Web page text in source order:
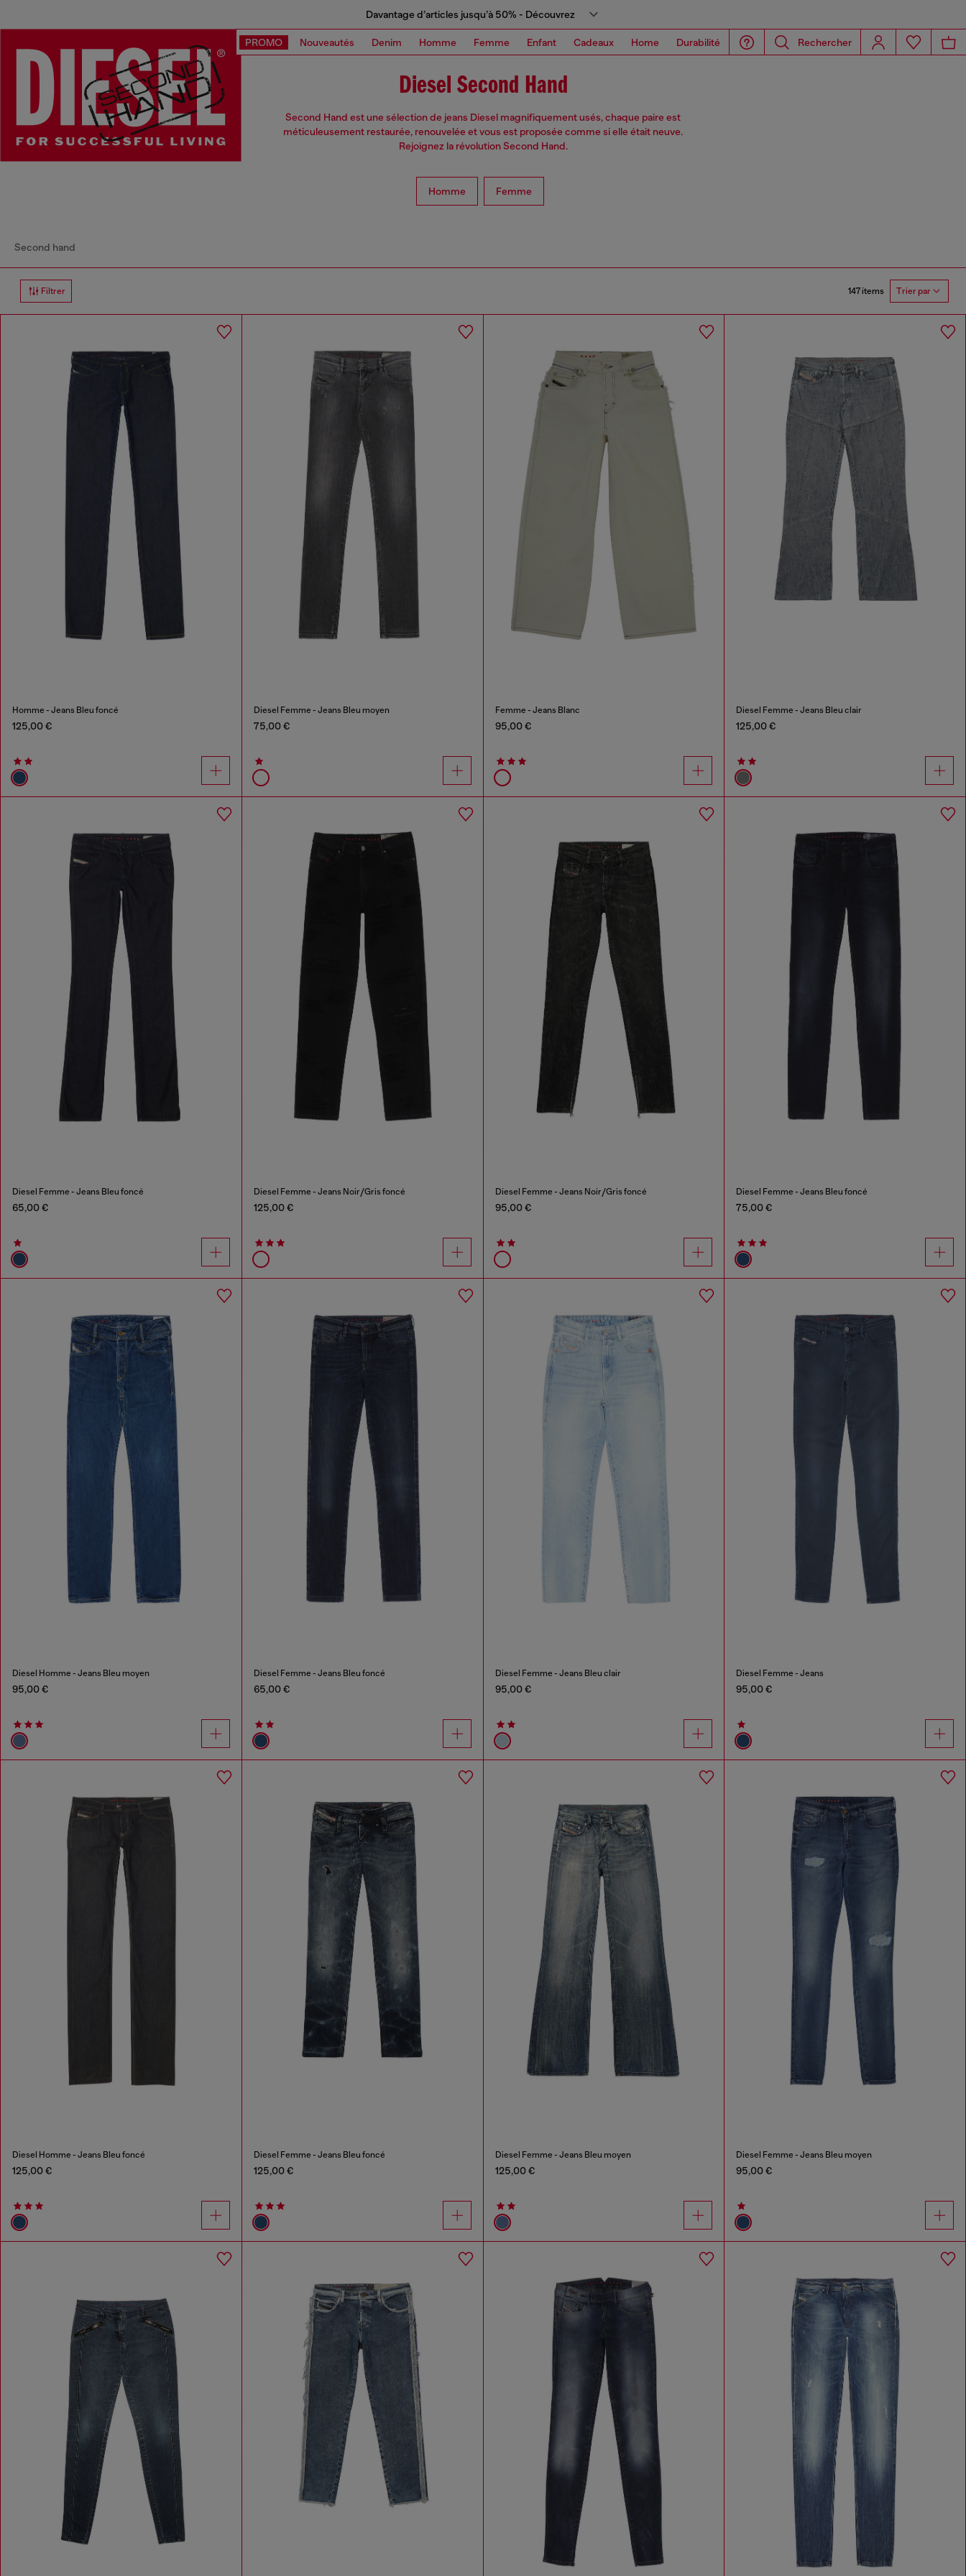
Davantage d’articles jusqu’à 50% - Découvrez
PROMO Nouveautés Denim Homme Femme Enfant Cadeaux Home Durabilité Rechercher
Diesel Second Hand
Second Hand est une sélection de jeans Diesel magnifiquement usés, chaque paire est
méticuleusement restaurée, renouvelée et vous est proposée comme si elle était neuve.
Rejoignez la révolution Second Hand.
Homme Femme
Second hand
Filtrer 147 items Trier par
Homme - Jeans Bleu foncé
125,00 €
Diesel Femme - Jeans Bleu moyen
75,00 €
Femme - Jeans Blanc
95,00 €
Diesel Femme - Jeans Bleu clair
125,00 €
Diesel Femme - Jeans Bleu foncé
65,00 €
Diesel Femme - Jeans Noir/Gris foncé
125,00 €
Diesel Femme - Jeans Noir/Gris foncé
95,00 €
Diesel Femme - Jeans Bleu foncé
75,00 €
Diesel Homme - Jeans Bleu moyen
95,00 €
Diesel Femme - Jeans Bleu foncé
65,00 €
Diesel Femme - Jeans Bleu clair
95,00 €
Diesel Femme - Jeans
95,00 €
Diesel Homme - Jeans Bleu foncé
125,00 €
Diesel Femme - Jeans Bleu foncé
125,00 €
Diesel Femme - Jeans Bleu moyen
125,00 €
Diesel Femme - Jeans Bleu moyen
95,00 €